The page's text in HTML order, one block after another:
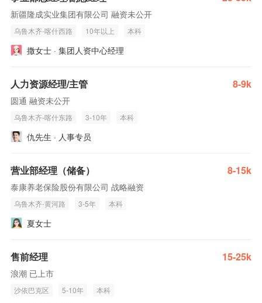
新疆隆成实业集团有限公司 融资未公开
乌鲁木齐-喀什西路 10年以上 本科
撒女士 · 集团人资中心经理
人力资源经理/主管 8-9k
圆通 融资未公开
乌鲁木齐-喀什东路 3-10年 本科
仇先生 · 人事专员
营业部经理（储备） 8-15k
泰康养老保险股份有限公司 战略融资
乌鲁木齐-黄河路 3-5年 本科
夏女士
售前经理 15-25k
浪潮 已上市
沙依巴克区 5-10年 本科